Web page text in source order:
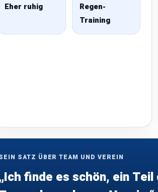
Eher ruhig
Regen-
Training
SATZ ÜBER TEAM UND VEREIN
finde es schön, ein